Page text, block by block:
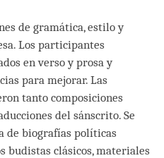
de gramática, estilo y
Los participantes
en verso y prosa y
para mejorar. Las
tanto composiciones
del sánscrito. Se
de biografías políticas
budistas clásicos, materiales